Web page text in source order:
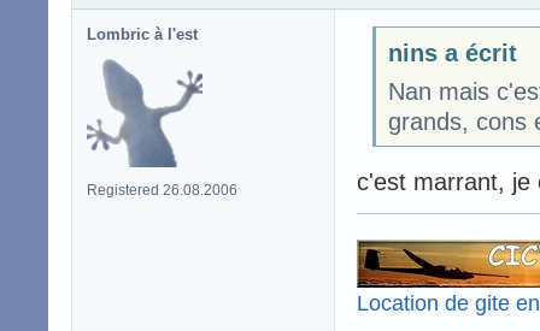
Lombric à l'est
Registered 26.08.2006
nins a écrit
Nan mais
grands, cons
c'est marrant, je
Location de gite